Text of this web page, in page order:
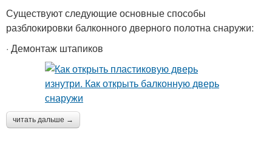
Существуют следующие основные способы
разблокировки балконного дверного полотна снаружи:
· Демонтаж штапиков
читать дальше →